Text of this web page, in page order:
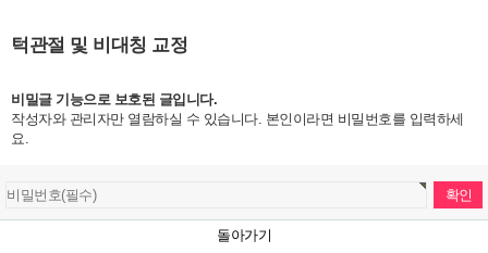
턱관절 및 비대칭 교정
비밀글 기능으로 보호된 글입니다.
작성자와 관리자만 열람하실 수 있습니다. 본인이라면 비밀번호를 입력하세
요.
돌아가기